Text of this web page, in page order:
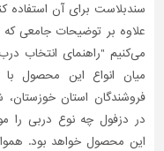
سندبلاست برای آن استفاده
علاوه بر توضیحات جامعی
می‌کنیم "راهنمای انتخاب
میان انواع این محصول
فروشندگان استان
در دزفول چه نوع دربی را
این محصول خواهد بود.